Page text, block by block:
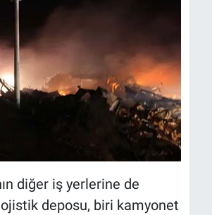
diğer iş yerlerine de
deposu, biri kamyonet